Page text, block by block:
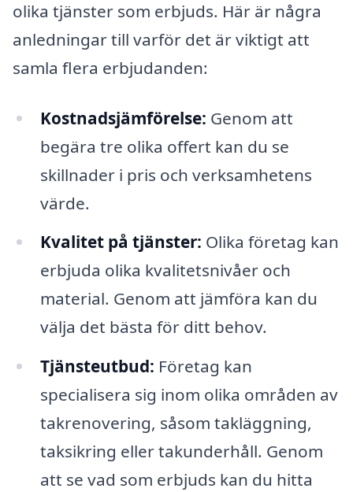
olika tjänster som erbjuds. Här är några
anledningar till varför det är viktigt att
samla flera erbjudanden:
Kostnadsjämförelse: Genom att
begära tre olika offert kan du se
skillnader i pris och verksamhetens
värde.
Kvalitet på tjänster: Olika företag kan
erbjuda olika kvalitetsnivåer och
material. Genom att jämföra kan du
välja det bästa för ditt behov.
Tjänsteutbud: Företag kan
specialisera sig inom olika områden av
takrenovering, såsom takläggning,
taksikring eller takunderhåll. Genom
att se vad som erbjuds kan du hitta